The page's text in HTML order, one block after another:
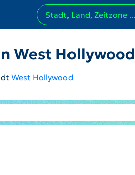
West Hollywood
West Hollywood